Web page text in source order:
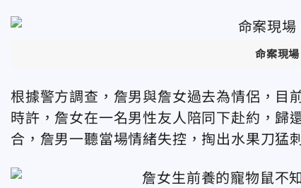
命案現場
根據警方調查，詹男與詹女過去為情侶，目
時許，詹女在一名男性友人陪同下赴約，歸
合，詹男一聽當場情緒失控，掏出水果刀猛